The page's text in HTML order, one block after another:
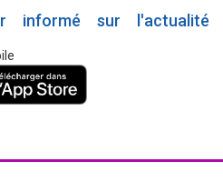
informé sur l'actualité